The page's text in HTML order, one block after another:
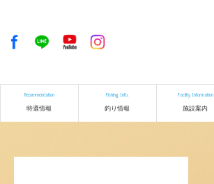
Recommendation
特選情報
Fishing Info.
釣り情報
Facility Information
施設案内